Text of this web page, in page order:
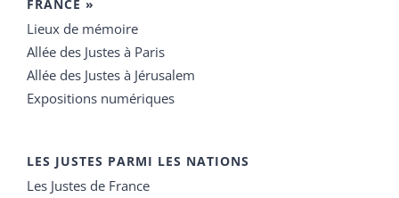
FRANCE »
Lieux de mémoire
Allée des Justes à Paris
Allée des Justes à Jérusalem
Expositions numériques
LES JUSTES PARMI LES NATIONS
Les Justes de France